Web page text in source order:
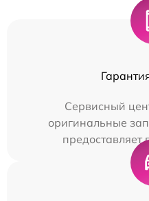
Сервисный
оригинальные
предоставляет